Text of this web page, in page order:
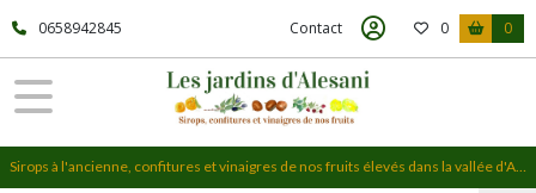
0658942845 Contact 0 0
Sirops à l'ancienne, confitures et vinaigres de nos fruits élevés dans la vallée d'Alesani, en Haute-Corse